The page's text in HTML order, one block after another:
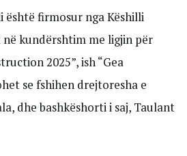
është firmosur nga Këshilli
kundërshtim me ligjin për
2025”, ish “Gea
se fshihen drejtoresha e
dhe bashkëshorti i saj, Taulant